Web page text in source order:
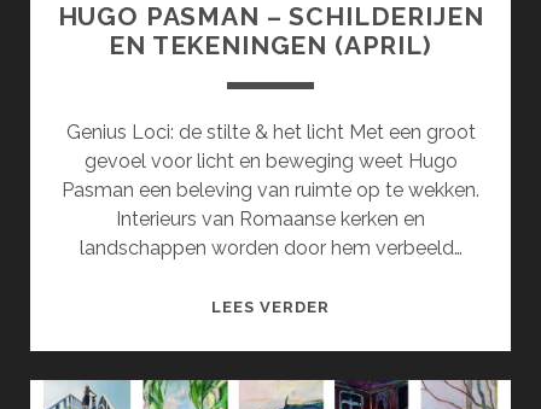
HUGO PASMAN – SCHILDERIJEN
EN TEKENINGEN (APRIL)
Genius Loci: de stilte & het licht Met een groot
gevoel voor licht en beweging weet Hugo
Pasman een beleving van ruimte op te wekken.
Interieurs van Romaanse kerken en
landschappen worden door hem verbeeld…
LEES VERDER
SCHILDERIJEN